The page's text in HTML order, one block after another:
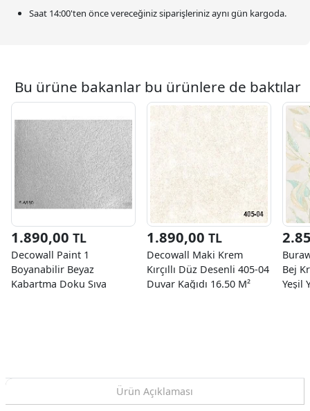
Saat 14:00'ten önce vereceğiniz siparişlerinizaynı gün kargoda.
Bu ürüne bakanlar bu ürünlere de baktılar
1.890,00 TL
Decowall Paint 1
Boyanabilir Beyaz
Kabartma Doku Sıva
1.890,00 TL
Decowall Maki Krem
Kırçıllı Düz Desenli 405-04
Duvar Kağıdı 16.50 M²
Bej
Yeşil
Ürün Açıklaması